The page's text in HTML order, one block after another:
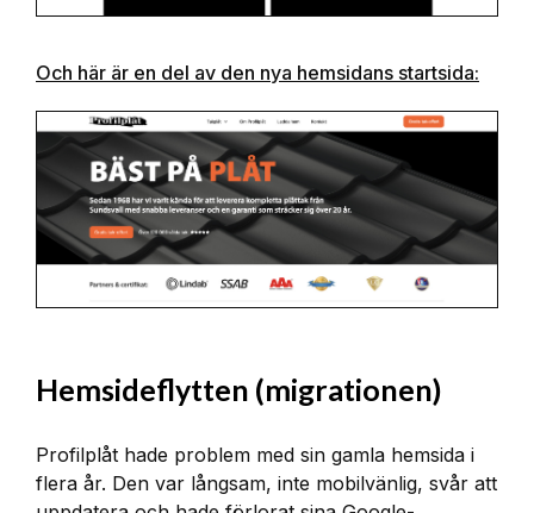
Och här är en del av den nya hemsidans startsida:
Hemsideflytten (migrationen)
Profilplåt hade problem med sin gamla hemsida i
flera år. Den var långsam, inte mobilvänlig, svår att